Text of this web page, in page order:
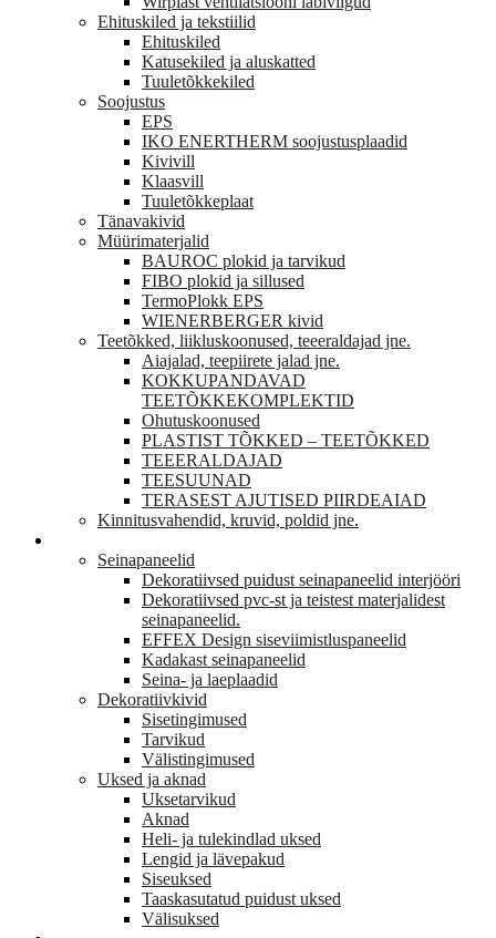
Ehituskiled ja tekstiilid
Ehituskiled
Katusekiled ja aluskatted
Tuuletõkkekiled
Soojustus
EPS
IKO ENERTHERM soojustusplaadid
Kivivill
Klaasvill
Tuuletõkkeplaat
Tänavakivid
Müürimaterjalid
BAUROC plokid ja tarvikud
FIBO plokid ja sillused
TermoPlokk EPS
WIENERBERGER kivid
Teetõkked, liikluskoonused, teeeraldajad jne.
Aiajalad, teepiirete jalad jne.
KOKKUPANDAVAD
TEETÕKKEKOMPLEKTID
Ohutuskoonused
PLASTIST TÕKKED – TEETÕKKED
TEEERALDAJAD
TEESUUNAD
TERASEST AJUTISED PIIRDEAIAD
Kinnitusvahendid, kruvid, poldid jne.
Seinapaneelid
Dekoratiivsed puidust seinapaneelid interjööri
Dekoratiivsed pvc-st ja teistest materjalidest
seinapaneelid.
EFFEX Design siseviimistluspaneelid
Kadakast seinapaneelid
Seina- ja laeplaadid
Dekoratiivkivid
Sisetingimused
Tarvikud
Välistingimused
Uksed ja aknad
Uksetarvikud
Aknad
Heli- ja tulekindlad uksed
Lengid ja lävepakud
Siseuksed
Taaskasutatud puidust uksed
Välisuksed